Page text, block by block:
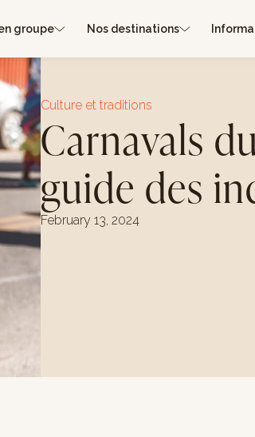
groupe Nos destinations
Culture et traditions
Carnavals
guide des
February 13, 2024